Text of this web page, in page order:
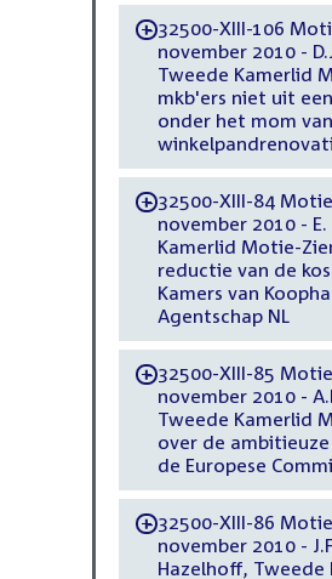
-32500-XIII-106
november 2010 -
Tweede Kamerlid
mkb'ers niet uit
onder het mom van
-32500-XIII-84
november 2010 -
Kamerlid Motie-
reductie van de
Kamers van
Agentschap NL
-32500-XIII-85
november 2010 -
Tweede Kamerlid
over de
de Europese
-32500-XIII-86
november 2010 -
Hazelhoff,